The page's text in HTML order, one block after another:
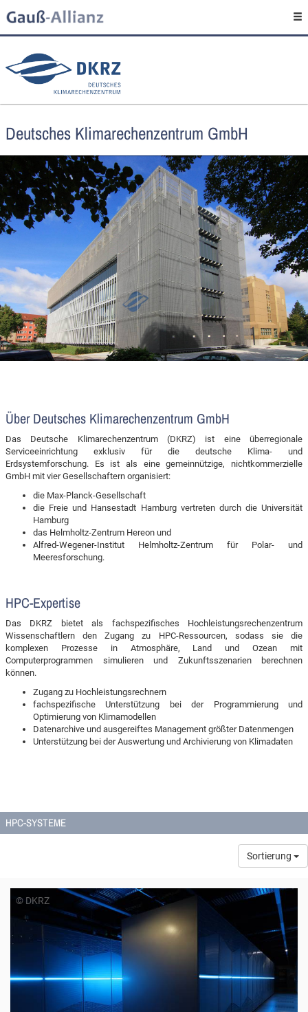
Deutsches Klimarechenzentrum GmbH
Über Deutsches Klimarechenzentrum GmbH
Das Deutsche Klimarechenzentrum (DKRZ) ist eine überregionale
Serviceeinrichtung exklusiv für die deutsche Klima- und
Erdsystemforschung. Es ist als eine gemeinnützige, nichtkommerzielle
GmbH mit vier Gesellschaftern organisiert:
die Max-Planck-Gesellschaft
die Freie und Hansestadt Hamburg vertreten durch die Universität
Hamburg
das Helmholtz-Zentrum Hereon und
Alfred-Wegener-Institut Helmholtz-Zentrum für Polar- und
Meeresforschung.
HPC-Expertise
Das DKRZ bietet als fachspezifisches Hochleistungsrechenzentrum
Wissenschaftlern den Zugang zu HPC-Ressourcen, sodass sie die
komplexen Prozesse in Atmosphäre, Land und Ozean mit
Computerprogrammen simulieren und Zukunftsszenarien berechnen
können.
Zugang zu Hochleistungsrechnern
fachspezifische Unterstützung bei der Programmierung und
Optimierung von Klimamodellen
Datenarchive und ausgereiftes Management größter Datenmengen
Unterstützung bei der Auswertung und Archivierung von Klimadaten
HPC-SYSTEME
Sortierung
© DKRZ